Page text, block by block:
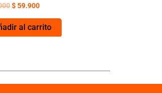
$59.900
al carrito